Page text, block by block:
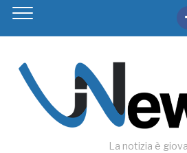
La notizia è